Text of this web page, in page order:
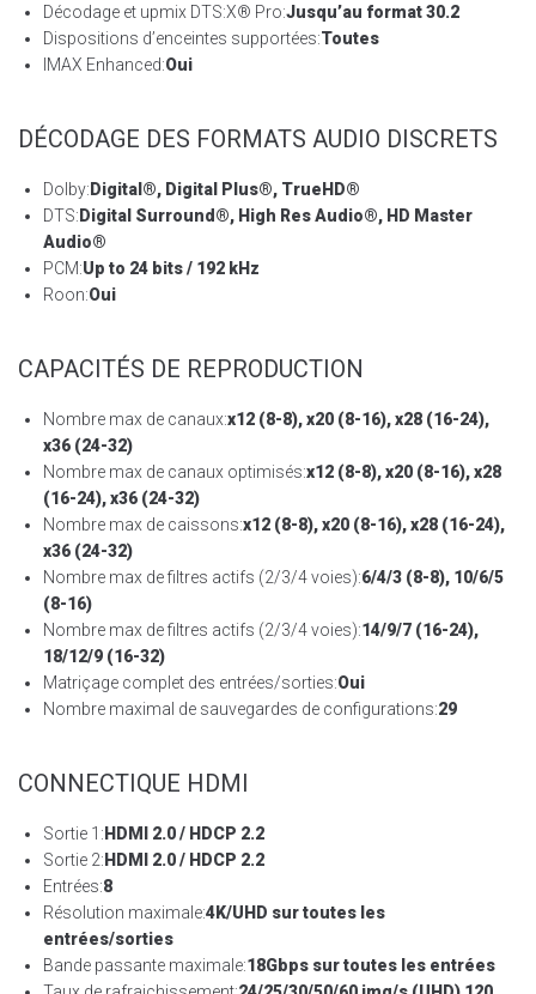
Décodage et upmix DTS:X® Pro:Jusqu’au format 30.2
Dispositions d’enceintes supportées:Toutes
IMAX Enhanced:Oui
DÉCODAGE DES FORMATS AUDIO DISCRETS
Dolby: Digital®, Digital Plus®, TrueHD®
DTS: Digital Surround®, High Res Audio®, HD Master
Audio®
PCM:Up to 24 bits / 192 kHz
Roon:Oui
CAPACITÉS DE REPRODUCTION
Nombre max de canaux:x12 (8-8), x20 (8-16), x28 (16-24),
x36 (24-32)
Nombre max de canaux optimisés:x12 (8-8), x20 (8-16), x28
(16-24), x36 (24-32)
Nombre max de caissons:x12 (8-8), x20 (8-16), x28 (16-24),
x36 (24-32)
Nombre max de filtres actifs (2/3/4 voies):6/4/3 (8-8), 10/6/5
(8-16)
Nombre max de filtres actifs (2/3/4 voies):14/9/7 (16-24),
18/12/9 (16-32)
Matriçage complet des entrées/sorties:Oui
Nombre maximal de sauvegardes de configurations:29
CONNECTIQUE HDMI
Sortie 1: HDMI 2.0 / HDCP 2.2
Sortie 2: HDMI 2.0 / HDCP 2.2
Entrées:8
Résolution maximale:4K/UHD sur toutes les
entrées/sorties
Bande passante maximale:18Gbps sur toutes les entrées